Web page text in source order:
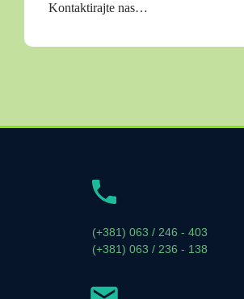
Kontaktirajte nas…
(+381) 063 / 246 - 403
(+381) 063 / 236 - 138